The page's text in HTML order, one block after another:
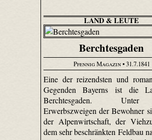
LAND & LEUTE
Berchtesgaden
Pfennig Magazin• 31.7.1841
Eine der reizendsten und
Gegenden Bayerns ist die
Berchtesgaden.
Erwerbszweigen der Bewohner
der Alpenwirtschaft, der
dem sehr beschränkten Feldbau